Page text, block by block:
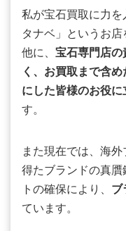
私が宝石買取に力
タナベ」というお
他に、 宝石専門店の
く、お買取まで含
にした皆様のお役に
す。
また現在では、海
得たブランドの真
トの確保により、 ブ
ています。